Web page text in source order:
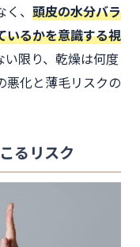
、 頭皮の水分バラ
いるかを意識する視
限り、乾燥は何度
悪化と薄毛リスクの
るリスク